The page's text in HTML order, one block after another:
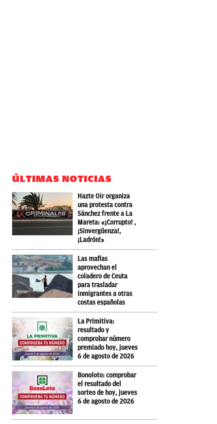
ÚLTIMAS NOTICIAS
Hazte Oir organiza
una protesta contra
Sánchez frente a La
Mareta: «¡Corrupto! ,
¡Sinvergüenza!,
¡Ladrón!»
Las mafias
aprovechan el
coladero de Ceuta
para trasladar
inmigrantes a otras
costas españolas
La Primitiva:
resultado y
comprobar número
premiado hoy, jueves
6 de agosto de 2026
Bonoloto: comprobar
el resultado del
sorteo de hoy, jueves
6 de agosto de 2026